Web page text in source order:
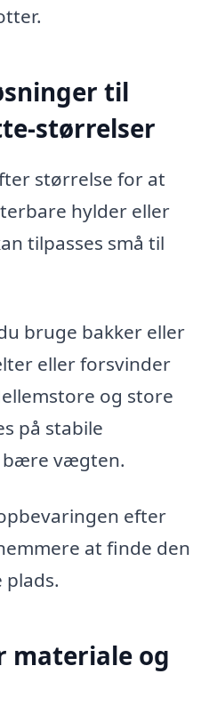
til
størrelser
størrelse for at
hylder eller
tilpasses små til
bruge bakker eller
eller forsvinder
og store
på stabile
bære vægten.
efter
at finde den
materiale og